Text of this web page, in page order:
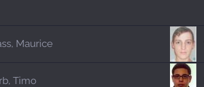
Maurice
Timo